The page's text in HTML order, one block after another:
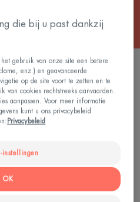
PRODUCTEN
voor de
Bescherming
50
die bij u past dankzij
gebruik van onze site een betere
enz.) en geavanceerde
op de site voort te zetten en te
cookies rechtstreeks aanvaarden.
aanpassen. Voor meer informatie
kunt u ons privacybeleid
Privacybeleid
instellingen
OK